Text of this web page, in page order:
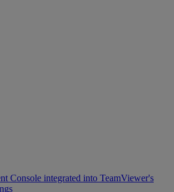
Console integrated into TeamViewer's